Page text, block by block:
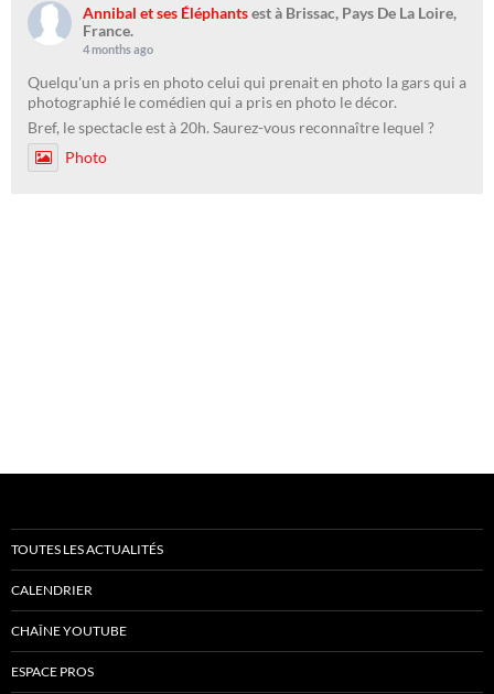
Annibal et ses Éléphantsest à Brissac, Pays De La Loire,
France.
4 months ago
Quelqu'un a pris en photo celui qui prenait en photo la gars qui a
photographié le comédien qui a pris en photo le décor.
Bref, le spectacle est à 20h. Saurez-vous reconnaître lequel ?
Photo
TOUTES LES ACTUALITÉS
CALENDRIER
CHAÎNE YOUTUBE
ESPACE PROS